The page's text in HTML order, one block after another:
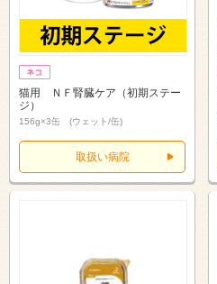
猫用 ＮＦ腎臓ケア（初期ステー
ジ）
156g×3缶 (ウェット/缶)
取扱い病院